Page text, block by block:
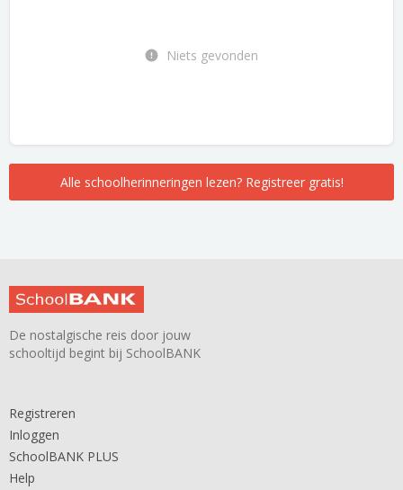
Niets gevonden
Alle schoolherinneringen lezen? Registreer gratis!
De nostalgische reis door jouw
schooltijd begint bij SchoolBANK
Registreren
Inloggen
SchoolBANK PLUS
Help